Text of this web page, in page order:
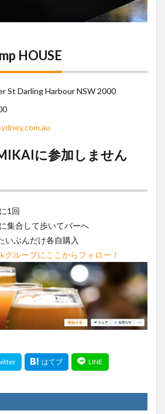
HOUSE
St Darling Harbour NSW 2000
に参加しません
1回
集合して歩いてバーへ
いぶんだけ各自購入
ループにここからフォロー！